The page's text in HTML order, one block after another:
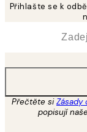
Přihlašte se k
Přečtěte siZásady
popisují